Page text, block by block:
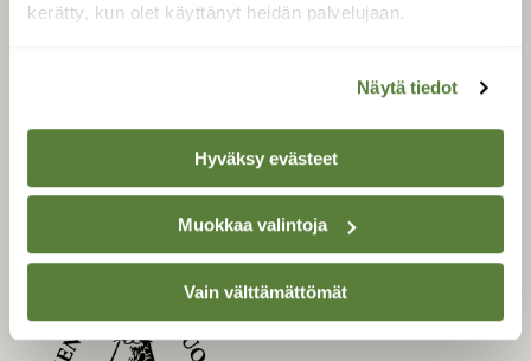
kerätty, kun olet käyttänyt heidän palvelujaan.
Näytä tiedot
Hyväksy evästeet
Muokkaa valintoja
Vain välttämättömät
LEHTI
Tilaa Suomen Luonto
Tilaa digilukuoikeus
Äänestä parasta juttua
Tilaa uutiskirje
SUOMEN LUONNON­
SUOJELU­LIITTO